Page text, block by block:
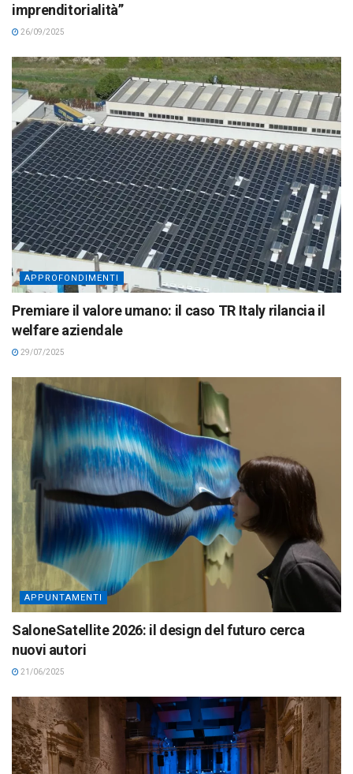
imprenditorialità”
26/09/2025
APPROFONDIMENTI
Premiare il valore umano: il caso TR Italy rilancia il
welfare aziendale
29/07/2025
APPUNTAMENTI
SaloneSatellite 2026: il design del futuro cerca
nuovi autori
21/06/2025